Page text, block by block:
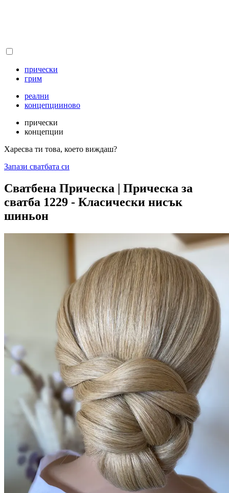
прически
грим
реални
концепцииново
прически
концепции
Харесва ти това, което виждаш?
Запази сватбата си
Сватбена Прическа | Прическа за
сватба 1229 - Класически нисък
шиньон